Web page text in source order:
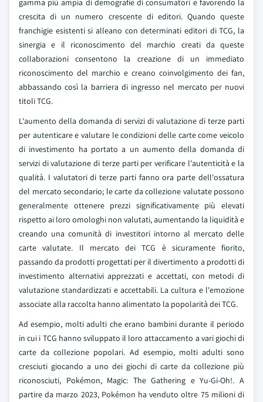
gamma più ampia di demografie di consumatori e favorendo la
crescita di un numero crescente di editori. Quando queste
franchigie esistenti si alleano con determinati editori di TCG, la
sinergia e il riconoscimento del marchio creati da queste
collaborazioni consentono la creazione di un immediato
riconoscimento del marchio e creano coinvolgimento dei fan,
abbassando così la barriera di ingresso nel mercato per nuovi
titoli TCG.
L'aumento della domanda di servizi di valutazione di terze parti
per autenticare e valutare le condizioni delle carte come veicolo
di investimento ha portato a un aumento della domanda di
servizi di valutazione di terze parti per verificare l'autenticità e la
qualità. I valutatori di terze parti fanno ora parte dell'ossatura
del mercato secondario; le carte da collezione valutate possono
generalmente ottenere prezzi significativamente più elevati
rispetto ai loro omologhi non valutati, aumentando la liquidità e
creando una comunità di investitori intorno al mercato delle
carte valutate. Il mercato dei TCG è sicuramente fiorito,
passando da prodotti progettati per il divertimento a prodotti di
investimento alternativi apprezzati e accettati, con metodi di
valutazione standardizzati e accettabili. La cultura e l'emozione
associate alla raccolta hanno alimentato la popolarità dei TCG.
Ad esempio, molti adulti che erano bambini durante il periodo
in cui i TCG hanno sviluppato il loro attaccamento a vari giochi di
carte da collezione popolari. Ad esempio, molti adulti sono
cresciuti giocando a uno dei giochi di carte da collezione più
riconosciuti, Pokémon, Magic: The Gathering e Yu-Gi-Oh!. A
partire da marzo 2023, Pokémon ha venduto oltre 75 milioni di